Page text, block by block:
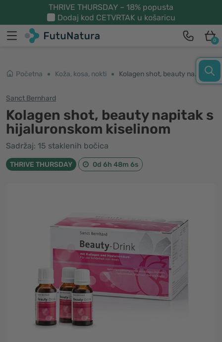
THRIVE THURSDAY – 18% popusta
Dodaj kod CETVRTAK u košaricu
0
Početna Koža, kosa, nokti Kolagen shot, beauty napitak s hijaluronskom kiselinom
Sanct Bernhard
Kolagen shot, beauty napitak s
hijaluronskom kiselinom
Sadržaj: 15 staklenih bočica
THRIVE THURSDAY 0d 6h 48m 5s